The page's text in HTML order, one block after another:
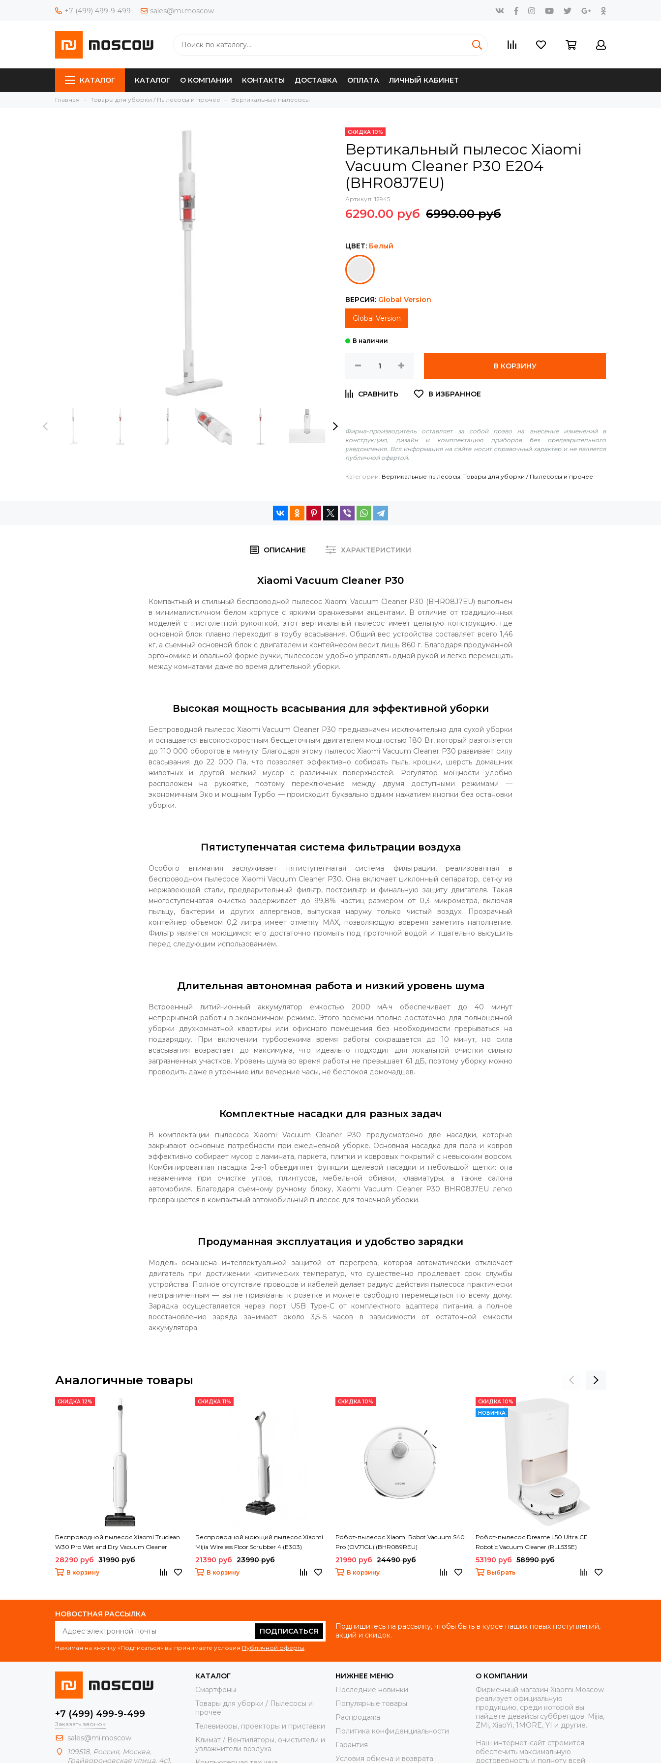
+7 (499) 499-9-499 sales@mi.moscow
КАТАЛОГ КАТАЛОГ О КОМПАНИИ КОНТАКТЫ ДОСТАВКА ОПЛАТА ЛИЧНЫЙ КАБИНЕТ
Главная Товары для уборки / Пылесосы и прочее Вертикальные пылесосы
СКИДКА 10%
Вертикальный пылесос Xiaomi
Vacuum Cleaner P30 E204
(BHR08J7EU)
Артикул: 12945
6290.00 руб 6990.00 руб
ЦВЕТ: Белый
ВЕРСИЯ: Global Version
Global Version
В КОРЗИНУ
Фирма-производитель оставляет за собой право на внесение изменений в
конструкцию, дизайн и комплектацию приборов без предварительного
уведомления. Вся информация на сайте носит справочный характер и не является
публичной офертой.
Категории: Вертикальные пылесосы Товары для уборки / Пылесосы и прочее
ОПИСАНИЕ ХАРАКТЕРИСТИКИ
Xiaomi Vacuum Cleaner P30
Компактный и стильный беспроводной пылесос Xiaomi Vacuum Cleaner P30 (BHR08J7EU) выполнен
в минималистичном белом корпусе с яркими оранжевыми акцентами. В отличие от традиционных
моделей с пистолетной рукояткой, этот вертикальный пылесос имеет цельную конструкцию, где
основной блок плавно переходит в трубу всасывания. Общий вес устройства составляет всего 1,46
кг, а съемный основной блок с двигателем и контейнером весит лишь 860 г. Благодаря продуманной
эргономике и овальной форме ручки, пылесосом удобно управлять одной рукой и легко перемещать
между комнатами даже во время длительной уборки.
Высокая мощность всасывания для эффективной уборки
Беспроводной пылесос Xiaomi Vacuum Cleaner P30 предназначен исключительно для сухой уборки
и оснащается высокоскоростным бесщеточным двигателем мощностью 180 Вт, который разгоняется
до 110 000 оборотов в минуту. Благодаря этому пылесос Xiaomi Vacuum Cleaner P30 развивает силу
всасывания до 22 000 Па, что позволяет эффективно собирать пыль, крошки, шерсть домашних
животных и другой мелкий мусор с различных поверхностей. Регулятор мощности удобно
расположен на рукоятке, поэтому переключение между двумя доступными режимами —
экономичным Эко и мощным Турбо — происходит буквально одним нажатием кнопки без остановки
уборки.
Пятиступенчатая система фильтрации воздуха
Особого внимания заслуживает пятиступенчатая система фильтрации, реализованная в
беспроводном пылесосе Xiaomi Vacuum Cleaner P30. Она включает циклонный сепаратор, сетку из
нержавеющей стали, предварительный фильтр, постфильтр и финальную защиту двигателя. Такая
многоступенчатая очистка задерживает до 99,8% частиц размером от 0,3 микрометра, включая
пыльцу, бактерии и других аллергенов, выпуская наружу только чистый воздух. Прозрачный
контейнер объемом 0,2 литра имеет отметку MAX, позволяющую вовремя заметить наполнение.
Фильтр является моющимся: его достаточно промыть под проточной водой и тщательно высушить
перед следующим использованием.
Длительная автономная работа и низкий уровень шума
Встроенный литий-ионный аккумулятор емкостью 2000 мА·ч обеспечивает до 40 минут
непрерывной работы в экономичном режиме. Этого времени вполне достаточно для полноценной
уборки двухкомнатной квартиры или офисного помещения без необходимости прерываться на
подзарядку. При включении турборежима время работы сокращается до 10 минут, но сила
всасывания возрастает до максимума, что идеально подходит для локальной очистки сильно
загрязненных участков. Уровень шума во время работы не превышает 61 дБ, поэтому уборку можно
проводить даже в утренние или вечерние часы, не беспокоя домочадцев.
Комплектные насадки для разных задач
В комплектации пылесоса Xiaomi Vacuum Cleaner P30 предусмотрено две насадки, которые
закрывают основные потребности при ежедневной уборке. Основная насадка для пола и ковров
эффективно собирает мусор с ламината, паркета, плитки и ковровых покрытий с невысоким ворсом.
Комбинированная насадка 2-в-1 объединяет функции щелевой насадки и небольшой щетки: она
незаменима при очистке углов, плинтусов, мебельной обивки, клавиатуры, а также салона
автомобиля. Благодаря съемному ручному блоку, Xiaomi Vacuum Cleaner P30 BHR08J7EU легко
превращается в компактный автомобильный пылесос для точечной уборки.
Продуманная эксплуатация и удобство зарядки
Модель оснащена интеллектуальной защитой от перегрева, которая автоматически отключает
двигатель при достижении критических температур, что существенно продлевает срок службы
устройства. Полное отсутствие проводов и кабелей делает радиус действия пылесоса практически
неограниченным — вы не привязаны к розетке и можете свободно перемещаться по всему дому.
Зарядка осуществляется через порт USB Type-C от комплектного адаптера питания, а полное
восстановление заряда занимает около 3,5–5 часов в зависимости от остаточной емкости
аккумулятора.
Аналогичные товары
СКИДКА 12%
Беспроводной пылесос Xiaomi Truclean
W30 Pro Wet and Dry Vacuum Cleaner
(E303HW) (BHR08GYEU)
28290 руб 31990 руб
В корзину
СКИДКА 11%
Беспроводной моющий пылесос Xiaomi
Mijia Wireless Floor Scrubber 4 (E303)
21390 руб 23990 руб
В корзину
СКИДКА 10%
Робот-пылесос Xiaomi Robot Vacuum S40
Pro (OV71GL) (BHR089REU)
21990 руб 24490 руб
В корзину
СКИДКА 10%
НОВИНКА
Робот-пылесос Dreame L50 Ultra CE
Robotic Vacuum Cleaner (RLL53SE)
53190 руб 58990 руб
Выбрать
НОВОСТНАЯ РАССЫЛКА
ПОДПИСАТЬСЯ
Нажимая на кнопку «Подписаться» вы принимаете условия Публичной оферты
Подпишитесь на рассылку, чтобы быть в курсе наших новых поступлений,
акций и скидок.
+7 (499) 499-9-499
Заказать звонок
sales@mi.moscow
109518, Россия, Москва,
Грайвороновская улица, 4с1,
КАТАЛОГ
Смартфоны
Товары для уборки / Пылесосы и
прочее
Телевизоры, проекторы и приставки
Климат / Вентиляторы, очистители и
увлажнители воздуха
НИЖНЕЕ МЕНЮ
Последние новинки
Популярные товары
Распродажа
Политика конфиденциальности
Гарантия
Условия обмена и возврата
О КОМПАНИИ
Фирменный магазин Xiaomi.Moscow
реализует официальную
продукцию, среди которой вы
найдете девайсы суббрендов: Mijia,
ZMi, XiaoYi, 1MORE, YI и другие.
Наш интернет-сайт стремится
обеспечить максимальную
достоверность и полноту всей